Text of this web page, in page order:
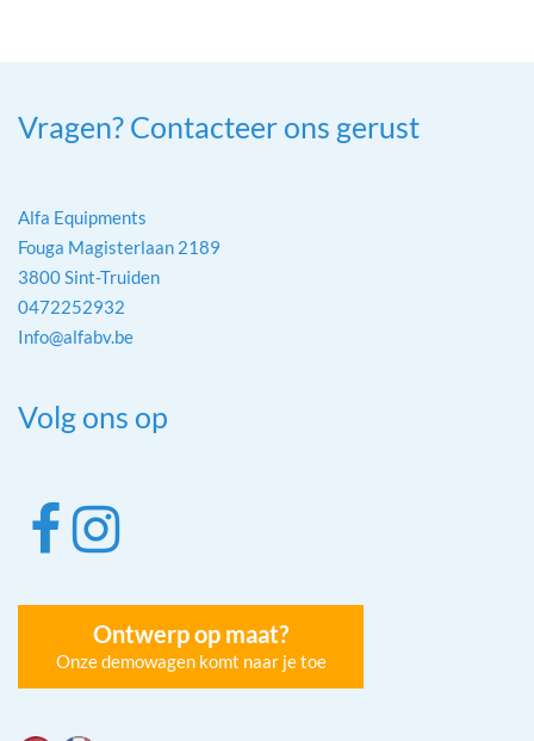
Vragen? Contacteer ons gerust
Alfa Equipments
Fouga Magisterlaan 2189
3800 Sint-Truiden
0472252932
Info@alfabv.be
Volg ons op
Ontwerp op maat?
Onze demowagen komt naar je toe